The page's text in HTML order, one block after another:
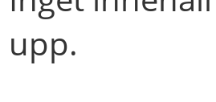
upp.